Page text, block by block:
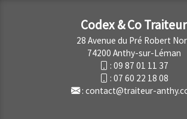
Codex & Co Traiteur
28 Avenue du Pré Robert
74200 Anthy-sur-Léman
: 09 87 01 11 37
: 07 60 22 18 08
: contact@traiteur-